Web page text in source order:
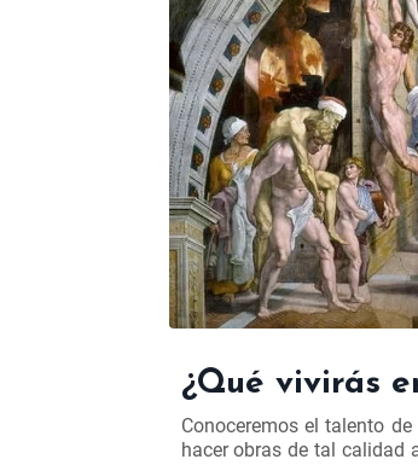
¿Qué vivirás
Conoceremos el talento
hacer obras de tal calidad